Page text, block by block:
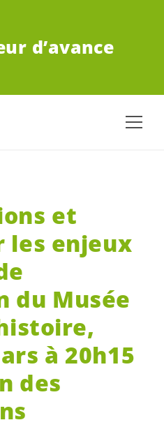
d’avance
et
les enjeux
du Musée
à 20h15
des